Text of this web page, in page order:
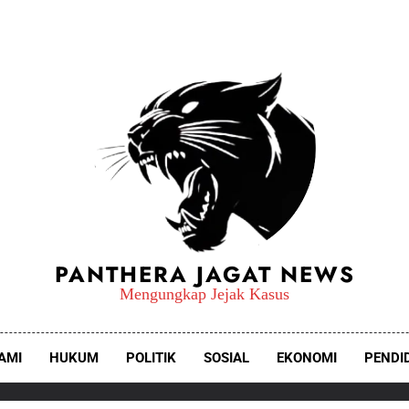
PANTHERA JAGAT NEWS
Mengungkap Jejak Kasus
HUKUM POLITIK SOSIAL EKONOMI